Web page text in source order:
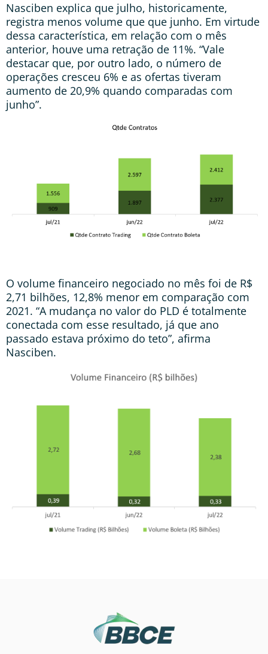
Nasciben explica que julho, historicamente,
registra menos volume que que junho. Em virtude
dessa característica, em relação com o mês
anterior, houve uma retração de 11%. “Vale
destacar que, por outro lado, o número de
operações cresceu 6% e as ofertas tiveram
aumento de 20,9% quando comparadas com
junho”.
O volume financeiro negociado no mês foi de R$
2,71 bilhões, 12,8% menor em comparação com
2021. “A mudança no valor do PLD é totalmente
conectada com esse resultado, já que ano
passado estava próximo do teto”, afirma
Nasciben.